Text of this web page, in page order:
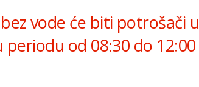
vode će biti potrošači u
periodu od 08:30 do 12:00